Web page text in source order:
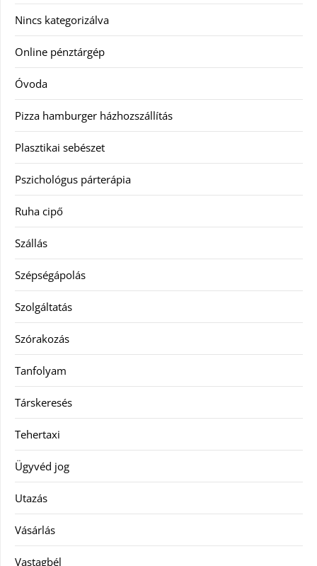
Nincs kategorizálva
Online pénztárgép
Óvoda
Pizza hamburger házhozszállítás
Plasztikai sebészet
Pszichológus párterápia
Ruha cipő
Szállás
Szépségápolás
Szolgáltatás
Szórakozás
Tanfolyam
Társkeresés
Tehertaxi
Ügyvéd jog
Utazás
Vásárlás
Vastagbél